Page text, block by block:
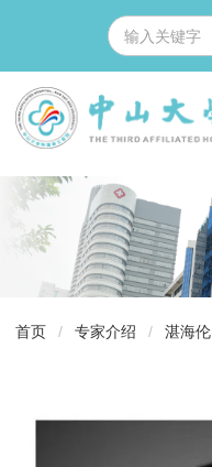
导
迹
首页 / 专家介绍 / 湛海伦